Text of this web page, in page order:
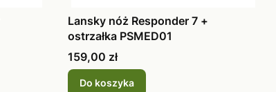
Lansky nóż Responder 7 +
ostrzałka PSMED01
Cena
159,00 zł
Do koszyka